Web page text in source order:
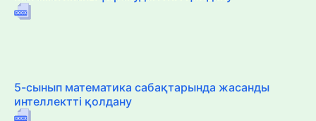
5-сынып математика сабақтарында жасанды
интеллектті қолдану